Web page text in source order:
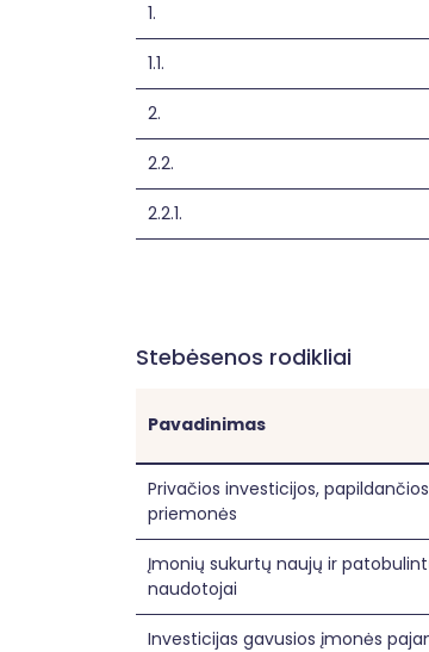
1.
1.1.
2.
2.2.
2.2.1.
Stebėsenos rodikliai
Pavadinimas
Privačios investicijos,
priemonės
Įmonių sukurtų naujų ir
naudotojai
Investicijas gavusios įmonės